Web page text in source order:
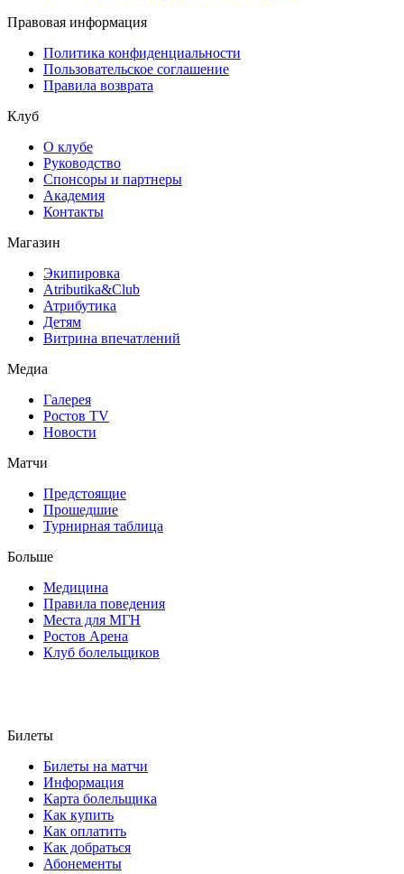
Правовая информация
Политика конфиденциальности
Пользовательское соглашение
Правила возврата
Клуб
О клубе
Руководство
Спонсоры и партнеры
Академия
Контакты
Магазин
Экипировка
Atributika&Club
Атрибутика
Детям
Витрина впечатлений
Медиа
Галерея
Ростов TV
Новости
Матчи
Предстоящие
Прошедшие
Турнирная таблица
Больше
Медицина
Правила поведения
Места для МГН
Ростов Арена
Клуб болельщиков
Билеты
Билеты на матчи
Информация
Карта болельщика
Как купить
Как оплатить
Как добраться
Абонементы